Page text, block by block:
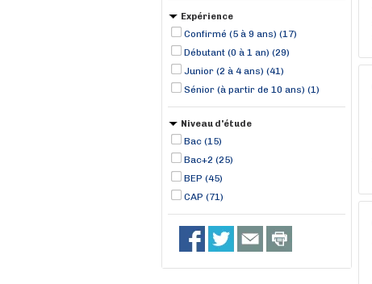
Expérience
Confirmé (5 à 9 ans) (17)
Débutant (0 à 1 an) (29)
Junior (2 à 4 ans) (41)
Sénior (à partir de 10 ans) (1)
Niveau d'étude
Bac (15)
Bac+2 (25)
BEP (45)
CAP (71)